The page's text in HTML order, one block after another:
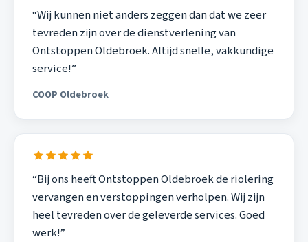
“Wij kunnen niet anders zeggen dan dat we zeer
tevreden zijn over de dienstverlening van
Ontstoppen Oldebroek. Altijd snelle, vakkundige
service!”
COOP Oldebroek
“Bij ons heeft Ontstoppen Oldebroek de riolering
vervangen en verstoppingen verholpen. Wij zijn
heel tevreden over de geleverde services. Goed
werk!”